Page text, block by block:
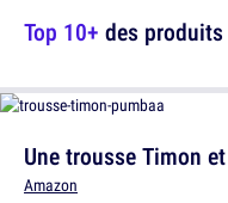
Top 10+ des
Une trousse Timon
Amazon